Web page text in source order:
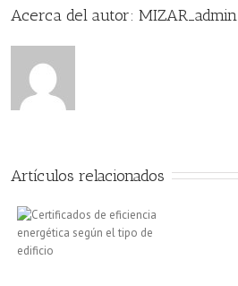
Acerca del autor: MIZAR_admin
Artículos relacionados